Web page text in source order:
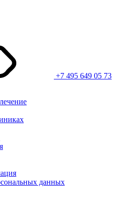
+7 495 649 05 73
данных